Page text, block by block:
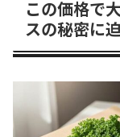
この価格で
スの秘密に